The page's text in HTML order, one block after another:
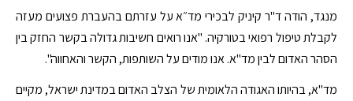
מנגד, הודה ד"ר קיניק לבכירי מד״א על עזרתם בהעברת פצועים מעזה
לקבלת טיפול רפואי בטורקיה. "אנו רואים חשיבות גדולה בקשר החזק בין
הסהר האדום לבין מד"א. אנו מודים על השותפות, הקשר והאחווה".
מד"א, בהיותו האגודה הלאומית של הצלב האדום במדינת ישראל, מקיים